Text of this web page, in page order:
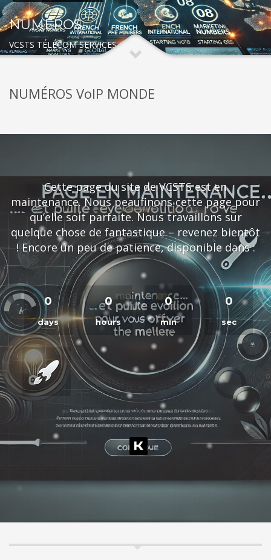
NUMÉROS
VCSTS TÉLÉCOM SERVICES
NUMÉROS VoIP MONDE
Cette page du site de VCSTS est en
maintenance. Nous peaufinons cette page pour
qu’elle soit parfaite. Nous travaillons sur
quelque chose de fantastique – revenez bientôt
! Encore un peu de patience, disponible dans :
0
days
0
hours
0
min
0
sec